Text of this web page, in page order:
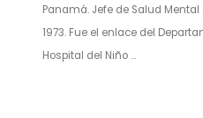
Panamá. Jefe de Salud
1973. Fue el enlace del
Hospital del Niño ...